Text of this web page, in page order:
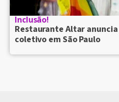
Inclusão!
Restaurante Altar anuncia
coletivo em São Paulo